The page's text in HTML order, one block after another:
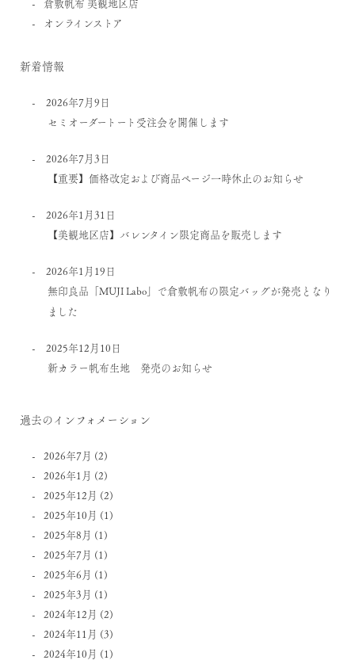
オンラインストア
新着情報
2026年7月9日
セミオーダートート受注会を開催します
2026年7月3日
【重要】価格改定および商品ページ一時休止のお知らせ
2026年1月31日
【美観地区店】バレンタイン限定商品を販売します
2026年1月19日
無印良品「MUJI Labo」で倉敷帆布の限定バッグが発売となり
ました
2025年12月10日
新カラー帆布生地 発売のお知らせ
過去のインフォメーション
2026年7月 (2)
2026年1月 (2)
2025年12月 (2)
2025年10月 (1)
2025年8月 (1)
2025年7月 (1)
2025年6月 (1)
2025年3月 (1)
2024年12月 (2)
2024年11月 (3)
2024年10月 (1)